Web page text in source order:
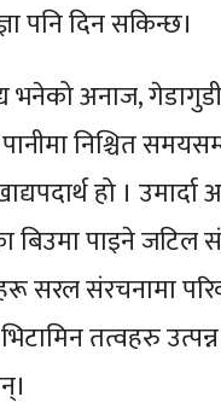
पनि दिन सकिन्छ।
भनेको अनाज,
निश्चित
हो ।
बिउमा पाइने जटिल
सरल संरचनामा
तत्वहरु